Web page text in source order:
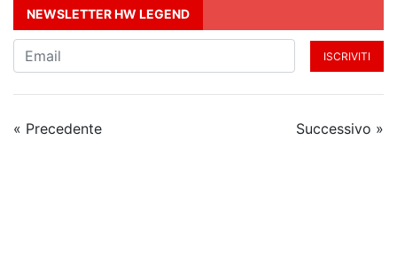
NEWSLETTER HW LEGEND
ISCRIVITI
« Precedente Successivo »